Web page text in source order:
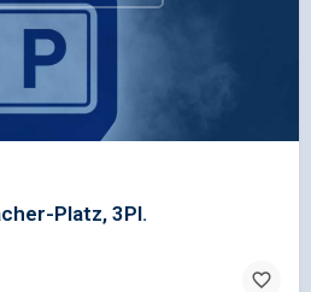
Platz, 3Pl.